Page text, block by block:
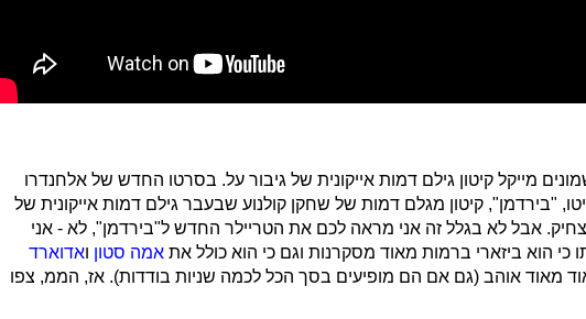
מייקל קיטון גילם דמות אייקונית של גיבור על. בסרטו החדש של אלחנדרו
"בירדמן", קיטון מגלם דמות של שחקן קולנוע שבעבר גילם דמות אייקונית של
אבל לא בגלל זה אני מראה לכם את הטריילר החדש ל"בירדמן", לא - אני
כי הוא ביזארי ברמות מאוד מסקרנות וגם כי הוא כולל את אמה סטון ואדוארד
מאוד אוהב (גם אם הם מופיעים בסך הכל לכמה שניות בודדות). אז, הממ, צפו